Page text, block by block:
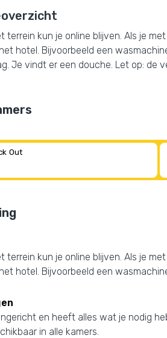
terrein kun je online blijven. Als je
hotel. Bijvoorbeeld een
Je vindt er een douche. Let op: de
Out
terrein kun je online blijven. Als je
hotel. Bijvoorbeeld een
en heeft alles wat je nodig
in alle kamers.